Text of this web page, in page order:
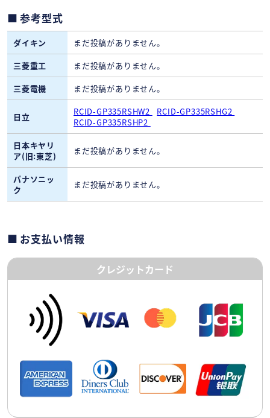
参考型式
ダイキン
まだ投稿がありません。
三菱重工
まだ投稿がありません。
三菱電機
まだ投稿がありません。
日立 RCID-GP335RSHW2
RCID-GP335RSHG2
RCID-GP335RSHP2
日本キヤリ
ア(旧:東芝)
まだ投稿がありません。
パナソニッ
ク
まだ投稿がありません。
お支払い情報
クレジットカード